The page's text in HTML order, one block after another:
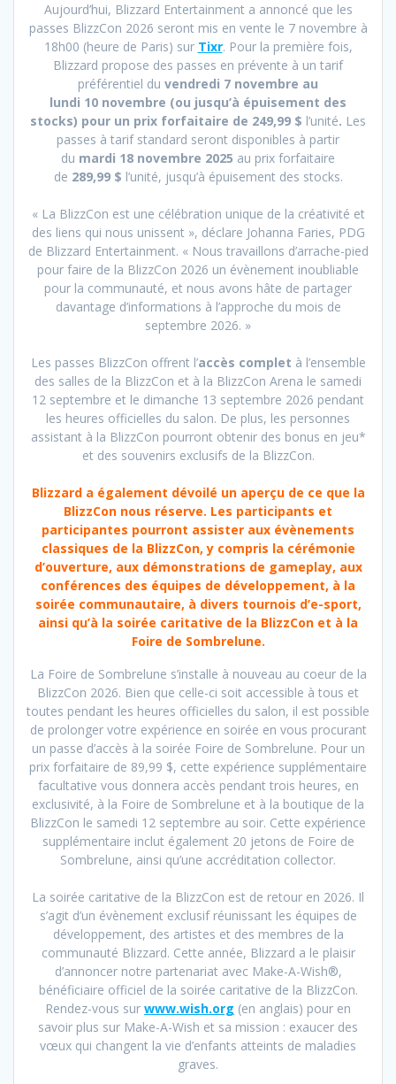
Aujourd’hui, Blizzard Entertainment a annoncé que les
passes BlizzCon 2026 seront mis en vente le 7 novembre à
18h00 (heure de Paris) sur Tixr. Pour la première fois,
Blizzard propose des passes en prévente à un tarif
préférentiel du vendredi 7 novembre au
lundi 10 novembre (ou jusqu’à épuisement des
stocks) pour un prix forfaitaire de 249,99 $ l’unité. Les
passes à tarif standard seront disponibles à partir
du mardi 18 novembre 2025 au prix forfaitaire
de 289,99 $ l’unité, jusqu’à épuisement des stocks.
« La BlizzCon est une célébration unique de la créativité et
des liens qui nous unissent », déclare Johanna Faries, PDG
de Blizzard Entertainment. « Nous travaillons d’arrache-pied
pour faire de la BlizzCon 2026 un évènement inoubliable
pour la communauté, et nous avons hâte de partager
davantage d’informations à l’approche du mois de
septembre 2026. »
Les passes BlizzCon offrent l’accès complet à l’ensemble
des salles de la BlizzCon et à la BlizzCon Arena le samedi
12 septembre et le dimanche 13 septembre 2026 pendant
les heures officielles du salon. De plus, les personnes
assistant à la BlizzCon pourront obtenir des bonus en jeu*
et des souvenirs exclusifs de la BlizzCon.
Blizzard a également dévoilé un aperçu de ce que la
BlizzCon nous réserve. Les participants et
participantes pourront assister aux évènements
classiques de la BlizzCon, y compris la cérémonie
d’ouverture, aux démonstrations de gameplay, aux
conférences des équipes de développement, à la
soirée communautaire, à divers tournois d’e-sport,
ainsi qu’à la soirée caritative de la BlizzCon et à la
Foire de Sombrelune.
La Foire de Sombrelune s’installe à nouveau au coeur de la
BlizzCon 2026. Bien que celle-ci soit accessible à tous et
toutes pendant les heures officielles du salon, il est possible
de prolonger votre expérience en soirée en vous procurant
un passe d’accès à la soirée Foire de Sombrelune. Pour un
prix forfaitaire de 89,99 $, cette expérience supplémentaire
facultative vous donnera accès pendant trois heures, en
exclusivité, à la Foire de Sombrelune et à la boutique de la
BlizzCon le samedi 12 septembre au soir. Cette expérience
supplémentaire inclut également 20 jetons de Foire de
Sombrelune, ainsi qu’une accréditation collector.
La soirée caritative de la BlizzCon est de retour en 2026. Il
s’agit d’un évènement exclusif réunissant les équipes de
développement, des artistes et des membres de la
communauté Blizzard. Cette année, Blizzard a le plaisir
d’annoncer notre partenariat avec Make-A-Wish®,
bénéficiaire officiel de la soirée caritative de la BlizzCon.
Rendez-vous sur www.wish.org (en anglais) pour en
savoir plus sur Make-A-Wish et sa mission : exaucer des
vœux qui changent la vie d’enfants atteints de maladies
graves.